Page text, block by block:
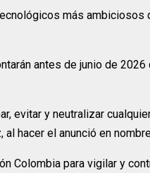
más ambiciosos
antes de junio de
evitar y neutralizar
hacer el anunció en
Colombia para vigilar y